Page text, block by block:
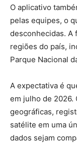
O aplicativo
pelas equipes, o
desconhecidas. A
regiões do país,
Parque Nacional
A expectativa é
em julho de 2026.
geográficas,
satélite em uma
dados sejam